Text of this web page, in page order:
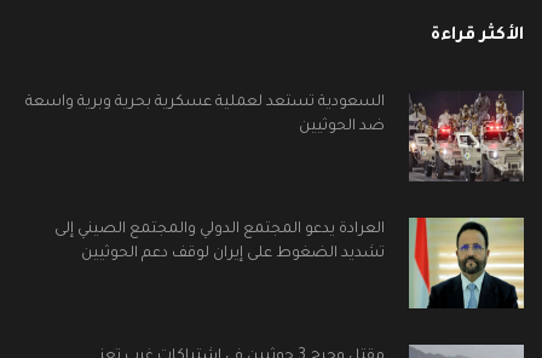
الأكثر قراءة
السعودية تستعد لعملية عسكرية بحرية وبرية واسعة
ضد الحوثيين
العرادة يدعو المجتمع الدولي والمجتمع الصيني إلى
تشديد الضغوط على إيران لوقف دعم الحوثيين